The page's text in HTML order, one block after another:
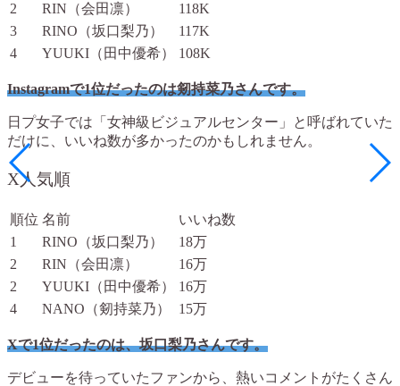
2
RIN（会田凛）
118K
3
RINO（坂口梨乃）
117K
4
YUUKI（田中優希） 108K
Instagramで1位だったのは剱持菜乃さんです。
日プ女子では「女神級ビジュアルセンター」と呼ばれていた
だけに、いいね数が多かったのかもしれません。
X人気順
順位 名前
いいね数
1
RINO（坂口梨乃）
18万
2
RIN（会田凛）
16万
2
YUUKI（田中優希）
16万
4
NANO（剱持菜乃） 15万
Xで1位だったのは、坂口梨乃さんです。
デビューを待っていたファンから、熱いコメントがたくさん